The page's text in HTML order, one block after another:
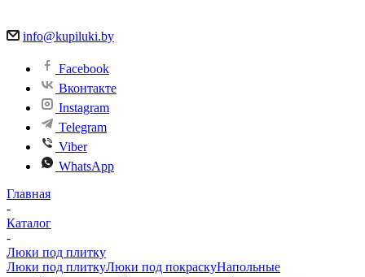
info@kupiluki.by
Facebook
Вконтакте
Instagram
Telegram
Viber
WhatsApp
Главная
-
Каталог
-
Люки под плитку
Люки под плиткуЛюки под покраскуНапольные